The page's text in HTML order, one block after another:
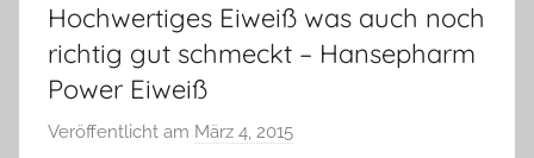
vieles
mehr
Hochwertiges Eiweiß was auch noch
richtig gut schmeckt – Hansepharm
Power Eiweiß
Veröffentlicht am März 4, 2015